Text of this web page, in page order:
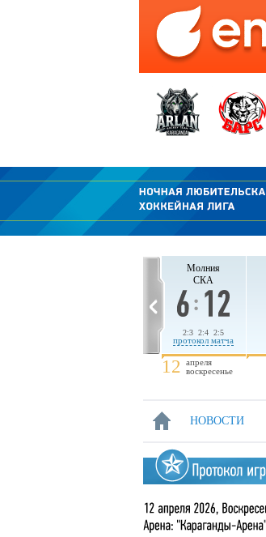
Молния
СКА
2:3 2:4 2:5
протокол матча
12 апреля
воскресенье
НОВОСТИ